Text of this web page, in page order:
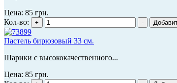
Цена: 85 грн.
Кол-во:
Пастель бирюзовый 33 см.
Шарики с высококачественного...
Цена: 85 грн.